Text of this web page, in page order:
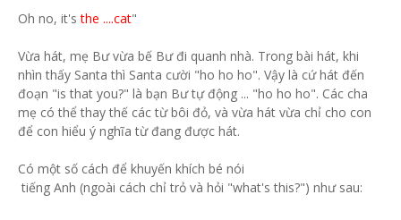
Oh no, it'sthe ....cat"
Vừa hát, mẹ Bư vừa bế Bư đi quanh nhà. Trong bài hát, khi
nhìn thấy Santa thì Santa cười "ho ho ho". Vậy là cứ hát đến
đoạn "is that you?" là bạn Bư tự động ... "ho ho ho". Các cha
mẹ có thể thay thế các từ bôi đỏ, và vừa hát vừa chỉ cho con
để con hiểu ý nghĩa từ đang được hát.
Có một số cách để khuyến khích bé nói
tiếng Anh (ngoài cách chỉ trỏ và hỏi "what's this?") như sau: